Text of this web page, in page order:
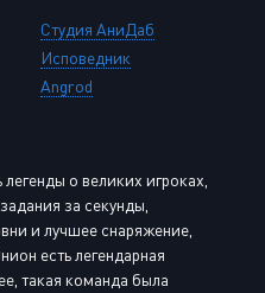
Студия АниДаб
Исповедник
Angrod
о великих игроках,
за секунды,
и лучшее снаряжение,
есть легендарная
такая команда была